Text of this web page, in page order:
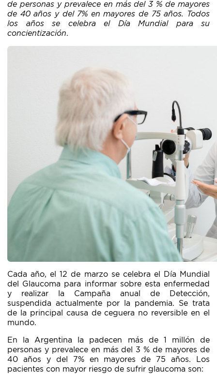
de personas y prevalece en más del 3 % de mayores
de 40 años y del 7% en mayores de 75 años. Todos
los años se celebra el Día Mundial para su
concientización.
Cada año, el 12 de marzo se celebra el Día Mundial
del Glaucoma para informar sobre esta enfermedad
y realizar la Campaña anual de Detección,
suspendida actualmente por la pandemia. Se trata
de la principal causa de ceguera no reversible en el
mundo.
En la Argentina la padecen más de 1 millón de
personas y prevalece en más del 3 % de mayores de
40 años y del 7% en mayores de 75 años. Los
pacientes con mayor riesgo de sufrir glaucoma son: